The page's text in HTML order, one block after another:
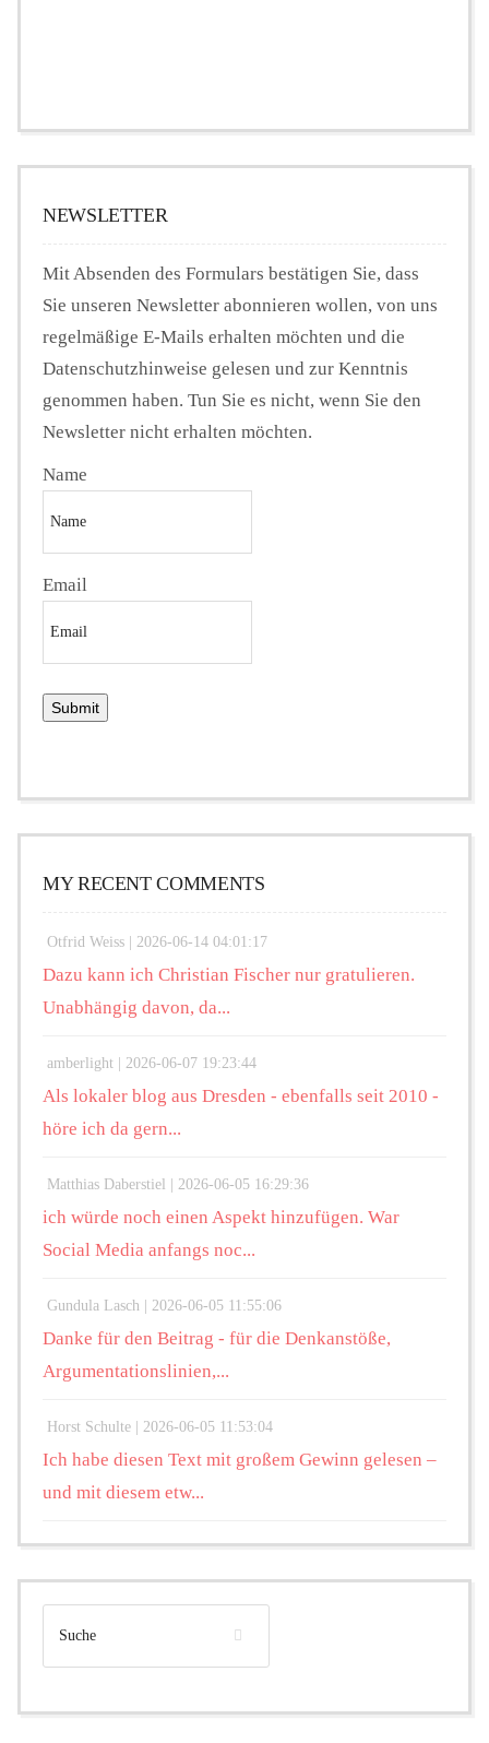
NEWSLETTER
Mit Absenden des Formulars bestätigen Sie, dass
Sie unseren Newsletter abonnieren wollen, von uns
regelmäßige E-Mails erhalten möchten und die
Datenschutzhinweise gelesen und zur Kenntnis
genommen haben. Tun Sie es nicht, wenn Sie den
Newsletter nicht erhalten möchten.
Name
Email
MY RECENT COMMENTS
Otfrid Weiss | 2026-06-14 04:01:17
Dazu kann ich Christian Fischer nur gratulieren.
Unabhängig davon, da...
amberlight | 2026-06-07 19:23:44
Als lokaler blog aus Dresden - ebenfalls seit 2010 -
höre ich da gern...
Matthias Daberstiel | 2026-06-05 16:29:36
ich würde noch einen Aspekt hinzufügen. War
Social Media anfangs noc...
Gundula Lasch | 2026-06-05 11:55:06
Danke für den Beitrag - für die Denkanstöße,
Argumentationslinien,...
Horst Schulte | 2026-06-05 11:53:04
Ich habe diesen Text mit großem Gewinn gelesen –
und mit diesem etw...